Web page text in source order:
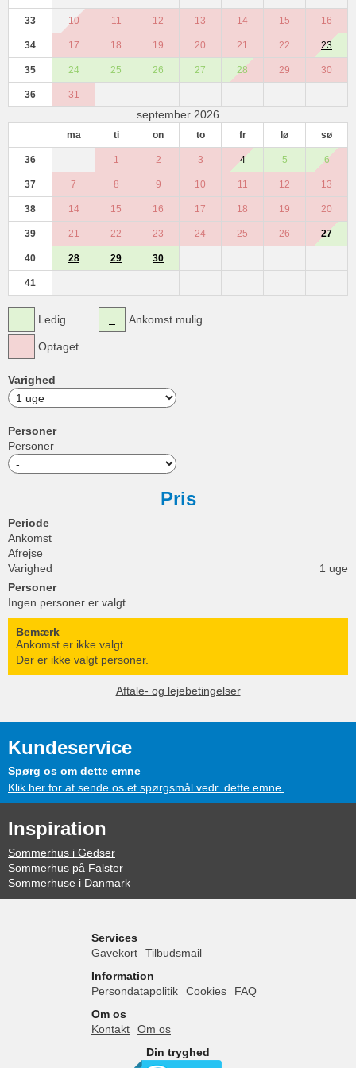
33 10 11 12 13 14 15 16
34 17 18 19 20 21 22 23
35 24 25 26 27 28 29 30
36 31
september 2026
ma ti on to fr lø sø
36 1 2 3 4 5 6
37 7 8 9 10 11 12 13
38 14 15 16 17 18 19 20
39 21 22 23 24 25 26 27
40 28 29 30
41
Ledig
Optaget
Ankomst mulig
Varighed
Personer
Personer
Pris
Periode
Ankomst
Afrejse
Varighed
1 uge
Personer
Ingen personer er valgt
Bemærk
Ankomst er ikke valgt.
Der er ikke valgt personer.
Aftale- og lejebetingelser
Kundeservice
Spørg os om dette emne
Klik her for at sende os et spørgsmål vedr. dette emne.
Inspiration
Sommerhus i Gedser
Sommerhus på Falster
Sommerhuse i Danmark
Services
Gavekort
Tilbudsmail
Information
Persondatapolitik
Cookies
FAQ
Om os
Kontakt
Om os
Din tryghed